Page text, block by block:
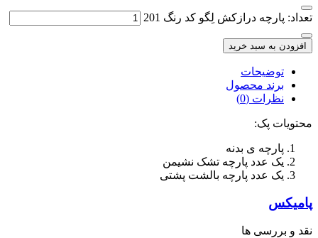
تعداد: پارچه درازکش لِگو کد رنگ 201
افزودن به سبد خرید
توضیحات
برند محصول
نظرات (0)
محتویات پک:
پارچه ی بدنه
یک عدد پارچه تشک نشیمن
یک عدد پارچه بالشت پشتی
پامیکس
نقد و بررسی ها